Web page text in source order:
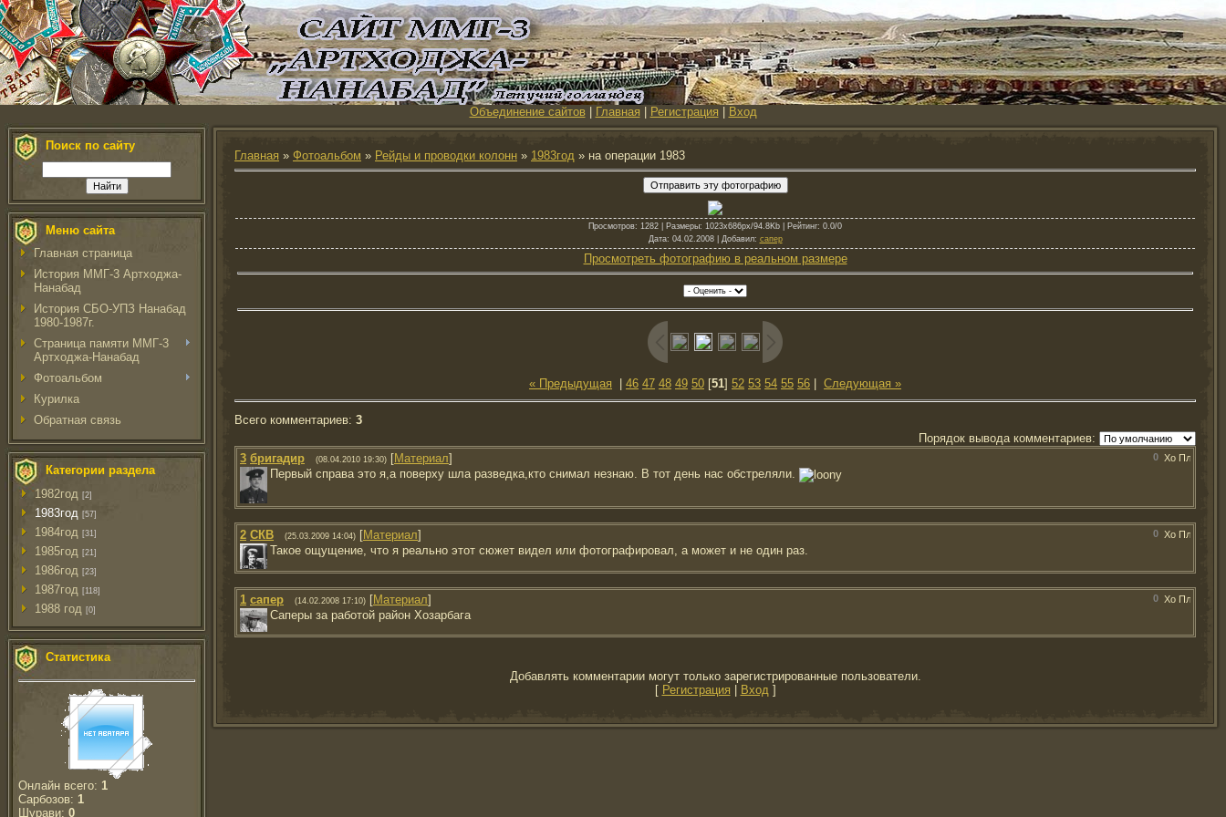
Объединение сайтов| Главная Регистрация Вход
Поиск по сайту
Меню сайта
Главная страница
История ММГ-3 Артходжа-
Нанабад
История СБО-УПЗ Нанабад
1980-1987г.
Страница памяти ММГ-3
Артходжа-Нанабад
Фотоальбом
Курилка
Обратная связь
Категории раздела
1982год [2]
1983год [57]
1984год [31]
1985год [21]
1986год [23]
1987год [118]
1988 год [0]
Статистика
Онлайн всего: 1
Сарбозов: 1
Шурави: 0
Главная » Фотоальбом » Рейды и проводки колонн » 1983год » на операции 1983
Просмотров: 1282 | Размеры: 1023x686px/94.8Kb | Рейтинг: 0.0/0
Дата: 04.02.2008 | Добавил: сапер
Просмотреть фотографию в реальном размере
« Предыдущая 46 47 48 49 50 [51] 52 53 54 55 56 Следующая »
Всего комментариев: 3
Порядок вывода комментариев:
0
3 бригадир (08.04.2010 19:30) [Материал]
Первый справа это я,а поверху шла разведка,кто снимал незнаю. В тот день нас обстреляли.
0
2 СКВ (25.03.2009 14:04) [Материал]
Такое ощущение, что я реально этот сюжет видел или фотографировал, а может и не один раз.
0
1 сапер (14.02.2008 17:10) [Материал]
Саперы за работой район Хозарбага
Добавлять комментарии могут только зарегистрированные пользователи.
[ Регистрация | Вход ]